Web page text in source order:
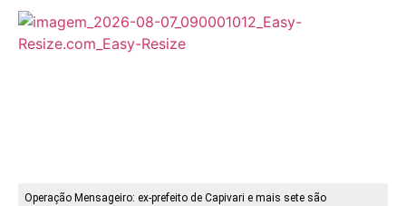
Operação Mensageiro: ex-prefeito de Capivari e mais sete são